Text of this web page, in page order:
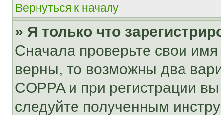
Вернуться к началу
» Я только что
Сначала проверьте свои
верны, то возможны два
COPPA и при регистрации
следуйте полученным